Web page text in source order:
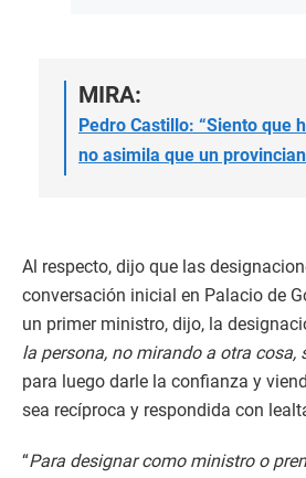
MIRA:
Pedro Castillo: “Siento que
no asimila que un
Al respecto, dijo que las
conversación inicial en Palacio de
un primer ministro, dijo, la
la persona, no mirando a otra cosa,
para luego darle la confianza y
sea recíproca y respondida con
“Para designar como ministro o